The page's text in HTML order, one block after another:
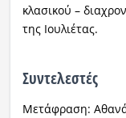
κλασικού –
της Ιουλιέτας.
Συντελεστές
Μετάφραση: